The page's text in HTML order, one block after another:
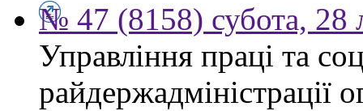
№ 47 (8158) субота, 28
Управління праці та
райдержадміністрації